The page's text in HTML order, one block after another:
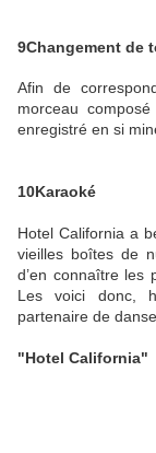
9Changement de
Afin de
morceau
enregistré en si
10Karaoké
Hotel California a
vieilles boîtes de
d’en connaître
Les voici donc,
partenaire de
"Hotel California"